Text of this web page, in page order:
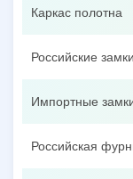
Каркас полотна
Российские замки
Импортные
Российская